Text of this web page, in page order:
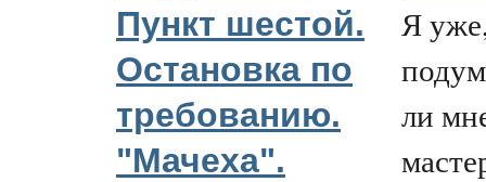
Пункт шестой.
Остановка по
требованию.
"Мачеха".
Я
ли